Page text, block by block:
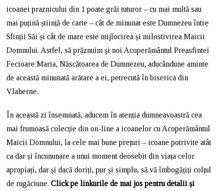
icoanei praznicului din 1 poate grăi tuturor – cu mai multă sau
mai puțină știință de carte – cât de minunat este Dumnezeu între
Sfinții Săi și cât de mare este mijlocirea și milostivirea Maicii
Domnului. Astfel, să prăznuim şi noi Acoperământul Preasfintei
Fecioare Maria, Născătoarea de Dumnezeu, aducându­ne aminte
de această minunată arătare a ei, petrecută în biserica din
Vlaherne.
În această zi însemnată, aducem în atenția dumneavoastră cea
mai frumoasă colecție din on-line a icoanelor cu Acoperământul
Maicii Domnului, la cele mai bune prețuri – icoane potrivite atât
ca dar și încununare a unui moment deosebit din viața celor
apropiați, dar și dacă doriți, pur și simplu, să vă îmbogățiți colțul
de rugăciune.Click pe linkurile de mai jos pentru detalii și